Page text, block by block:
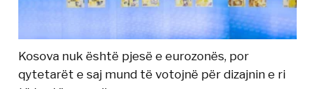
Kosova nuk është pjesë e eurozonës, por
qytetarët e saj mund të votojnë për dizajnin e ri